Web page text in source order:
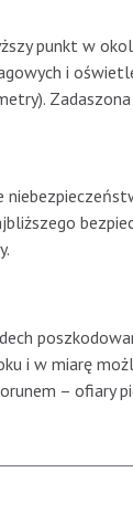
punkt w
i
i w miarę
– ofiary